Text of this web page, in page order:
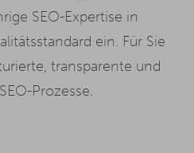
SEO-Expertise in
ein. Für Sie
transparente und
Prozesse.